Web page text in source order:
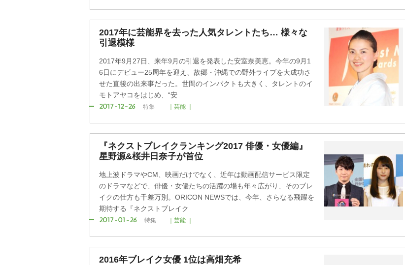
2017年に芸能界を去った人気タレントたち… 様々な
引退模様
2017年9月27日、来年9月の引退を発表した安室奈美恵。今年の9月1
6日にデビュー25周年を迎え、故郷・沖縄での野外ライブを大成功さ
せた直後の出来事だった。世間のインパクトも大きく、タレントのイ
モトアヤコをはじめ、“安
2017-12-26 特集 ｜芸能 ｜
『ネクストブレイクランキング2017 俳優・女優編』
星野源&桜井日奈子が首位
地上波ドラマやCM、映画だけでなく、近年は動画配信サービス限定
のドラマなどで、俳優・女優たちの活躍の場も年々広がり、そのブレ
イクの仕方も千差万別。ORICON NEWSでは、今年、さらなる飛躍を
期待する『ネクストブレイク
2017-01-26 特集 ｜芸能 ｜
2016年ブレイク女優 1位は高畑充希